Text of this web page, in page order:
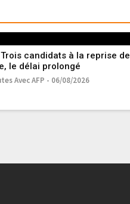
candidats à la reprise de
le délai prolongé
Avec AFP - 06/08/2026